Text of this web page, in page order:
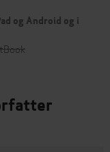
og Android og i